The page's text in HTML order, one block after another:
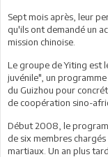
Sept mois après, leur
qu'ils ont demandé un
mission chinoise.
Le groupe de Yiting est
juvénile", un
du Guizhou pour
de coopération sino-
Début 2008, le
de six membres
martiaux. Un an plus